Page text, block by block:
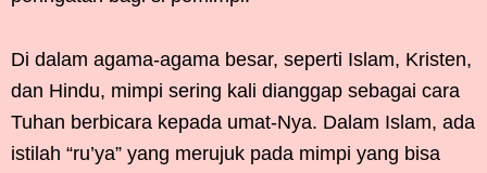
Di dalam agama-agama besar, seperti Islam, Kristen,
dan Hindu, mimpi sering kali dianggap sebagai cara
Tuhan berbicara kepada umat-Nya. Dalam Islam, ada
istilah “ru’ya” yang merujuk pada mimpi yang bisa